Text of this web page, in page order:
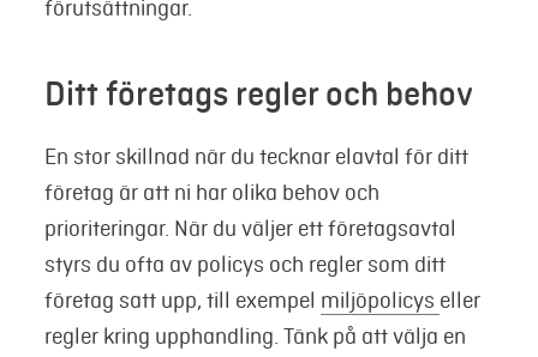
förutsättningar.
Ditt företags regler och behov
En stor skillnad när du tecknar elavtal för ditt
företag är att ni har olika behov och
prioriteringar. När du väljer ett företagsavtal
styrs du ofta av policys och regler som ditt
företag satt upp, till exempel miljöpolicys eller
regler kring upphandling. Tänk på att välja en